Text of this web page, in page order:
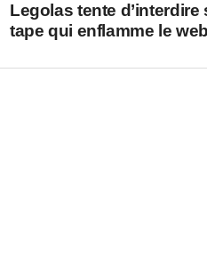
Legolas tente d’interdire
tape qui enflamme le web